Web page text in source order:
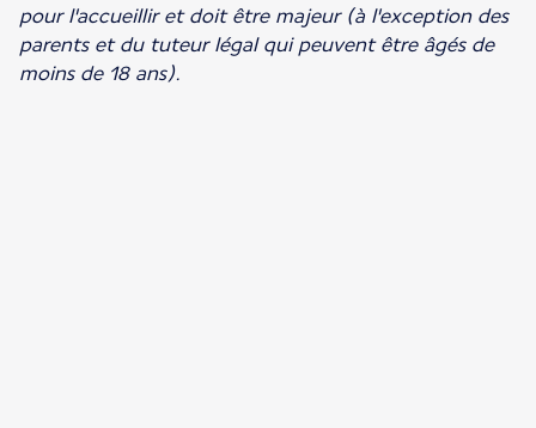
pour l'accueillir et doit être majeur (à l'exception des
parents et du tuteur légal qui peuvent être âgés de
moins de 18 ans).